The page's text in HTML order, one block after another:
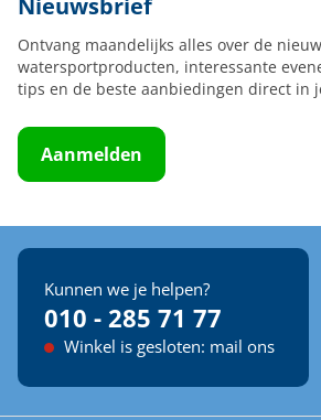
Nieuwsbrief
Ontvang maandelijks alles over de
watersportproducten, interessante
tips en de beste aanbiedingen direct in
Aanmelden
Kunnen we je helpen?
010 - 285 71 77
Winkel is gesloten: mail ons